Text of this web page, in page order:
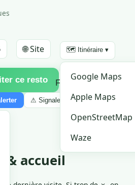
🌐 Site 🗺️ Itinéraire ▾
Google Maps
Apple Maps
OpenStreetMap
Waze
ce resto
♡
Favori
⚠ Signaler
& accueil